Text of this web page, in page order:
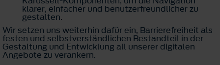
klarer, einfacher und benutzerfreundlicher zu
gestalten.
Wir setzen uns weiterhin dafür ein, Barrierefreiheit als
festen und selbstverständlichen Bestandteil in der
Gestaltung und Entwicklung all unserer digitalen
Angebote zu verankern.